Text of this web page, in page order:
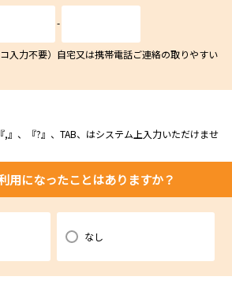
-
入力不要）自宅又は携帯電話ご連絡の取りやすい
、『?』、TAB、はシステム上入力いただけませ
用になったことはありますか？
なし